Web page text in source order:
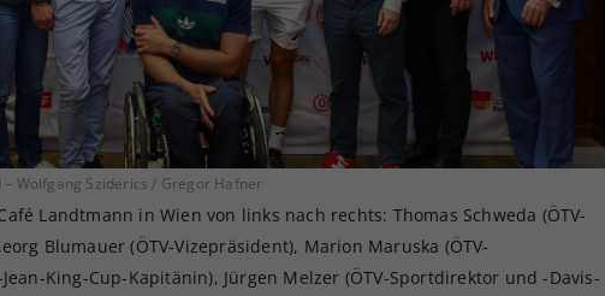
Wolfgang Sziderics / Gregor Hafner
Landtmann in Wien von links nach rechts: Thomas Schweda (ÖTV-
Blumauer (ÖTV-Vizepräsident), Marion Maruska (ÖTV-
King-Cup-Kapitänin), Jürgen Melzer (ÖTV-Sportdirektor und -Davis-
Ihrer vorgenommen Einstellungen, falls der
Webseiten-Betreiber dies eingestellt hat.